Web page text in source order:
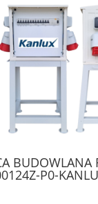
BUDOWLANA
P0-